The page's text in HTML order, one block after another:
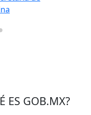
ES GOB.MX?